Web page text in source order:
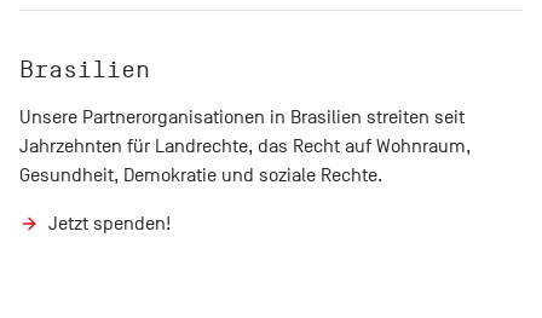
Brasilien
Unsere Partnerorganisationen in Brasilien streiten seit
Jahrzehnten für Landrechte, das Recht auf Wohnraum,
Gesundheit, Demokratie und soziale Rechte.
Jetzt spenden!